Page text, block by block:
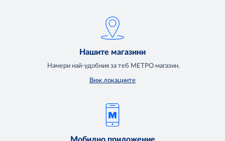
Нашите магазини
Намери най-удобния за теб МЕТРО магазин.
Виж локациите